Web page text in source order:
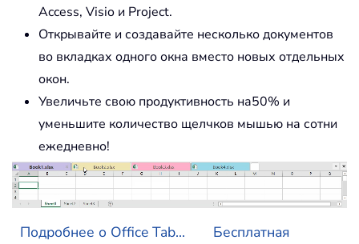
Access, Visio и Project.
Открывайте и создавайте несколько документов
во вкладках одного окна вместо новых отдельных
окон.
Увеличьте свою продуктивность на50% и
уменьшите количество щелчков мышью на сотни
ежедневно!
Подробнее о Office Tab...
Бесплатная